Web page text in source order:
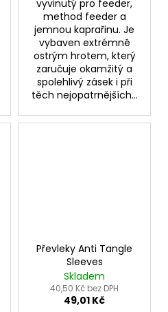
vyvinutý pro feeder,
method feeder a
jemnou kaprařinu. Je
vybaven extrémně
ostrým hrotem, který
zaručuje okamžitý a
spolehlivý zásek i při
těch nejopatrnějších...
Převleky Anti Tangle
Sleeves
Skladem
40,50 Kč bez DPH
49,01 Kč